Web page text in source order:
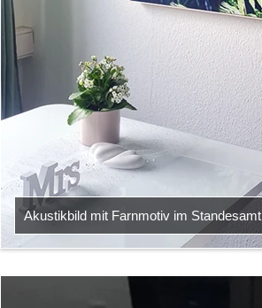
Akustikbild mit Farnmotiv im Standesamt